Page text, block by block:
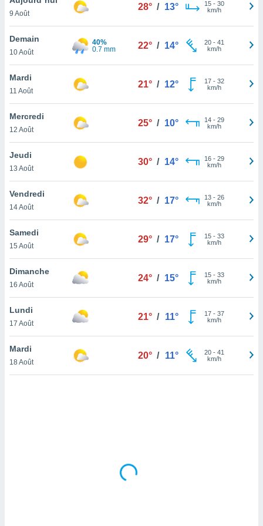
et
»,
au
vous
qu'ils
ou
le
ainsi
un
la
du
en
de
9 Août
28° / 13° 15- 30
km/h
Demain
10 Août
40%
0.7 mm
22° / 14° 20- 41
km/h
Mardi
11 Août
21° / 12° 17- 32
km/h
Mercredi
12 Août
25° / 10° 14- 29
km/h
Jeudi
13 Août
30° / 14° 16- 29
km/h
Vendredi
14 Août
32° / 17° 13- 26
km/h
Samedi
15 Août
29° / 17° 15- 33
km/h
Dimanche
16 Août
24° / 15° 15- 33
km/h
Lundi
17 Août
21° / 11° 17- 37
km/h
Mardi
18 Août
20° / 11° 20- 41
km/h